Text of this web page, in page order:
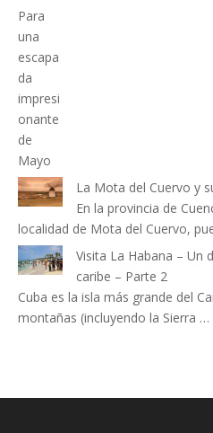
La Mota del Cuervo y
En la provincia de
localidad de Mota del Cuervo,
Visita La Habana – Un
caribe – Parte 2
Cuba es la isla más grande del
montañas (incluyendo la Sierra …